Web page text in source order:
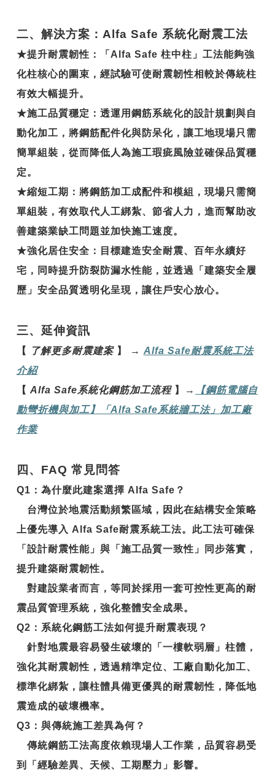
二、解決方案：Alfa Safe 系統化耐震工法
★提升耐震韌性 ：「Alfa Safe 柱中柱」工法能夠強
化柱核心的圍束，經試驗可使耐震韌性相較於傳統柱
有效大幅提升。
★施工品質穩定 ：透運用鋼筋系統化的設計規劃與自
動化加工，將鋼筋配件化與防呆化，讓工地現場只需
簡單組裝，從而降低人為施工瑕疵風險並確保品質穩
定。
★縮短工期 ：將鋼筋加工成配件和模組，現場只需簡
單組裝，有效取代人工綁紮、節省人力，進而幫助改
善建築業缺工問題並加快施工速度。
★強化居住安全 ：目標建造安全耐震、百年永續好
宅，同時提升防裂防漏水性能，並透過「建築安全履
歷」安全品質透明化呈現，讓住戶安心放心。
三、延伸資訊
【 了解更多耐震建案 】 → Alfa Safe耐震系統工法
介紹
【 Alfa Safe系統化鋼筋加工流程 】 → 【鋼筋電腦自
動彎折機與加工】「Alfa Safe系統牆工法」加工廠
作業
四、FAQ 常見問答
Q1 ： 為什麼此建案選擇 Alfa Safe？
台灣位於地震活動頻繁區域，因此在結構安全策略
上優先導入 Alfa Safe耐震系統工法。此工法可確保
「設計耐震性能」與「施工品質一致性」同步落實，
提升建築耐震韌性。
對建設業者而言，等同於採用一套可控性更高的耐
震品質管理系統，強化整體安全成果。
Q2 ：系統化鋼筋工法如何提升耐震表現？
針對地震最容易發生破壞的「一樓軟弱層」柱體，
強化其耐震韌性，透過精準定位、工廠自動化加工、
標準化綁紮，讓柱體具備更優異的耐震韌性 ，降低地
震造成的破壞機率。
Q3 ：與傳統施工差異為何？
傳統鋼筋工法高度依賴現場人工作業，品質容易受
到「經驗差異、天候、工期壓力」影響。